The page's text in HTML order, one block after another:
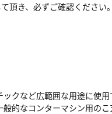
頂き、必ずご確認ください。
クなど広範囲な用途に使
的なコンターマシン用のこ